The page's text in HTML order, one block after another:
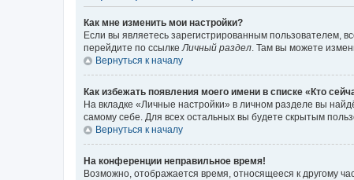
Как мне изменить мои настройки?
Если вы являетесь зарегистрированным пользователем,
перейдите по ссылкеЛичный раздел. Там вы можете
Вернуться к началу
Как избежать появления моего имени в списке «Кто
На вкладке «Личные настройки» в личном разделе вы
самому себе. Для всех остальных вы будете скрытым
Вернуться к началу
На конференции неправильное время!
Возможно, отображается время, относящееся к другому